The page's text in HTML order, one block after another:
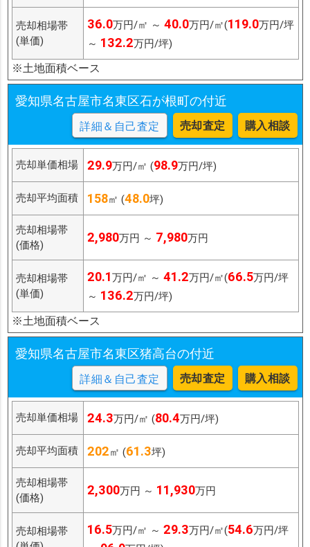
売却相場帯
(単価)
36.0万円/㎡ ～ 40.0万円/㎡(119.0万円/坪
～ 132.2万円/坪)
※土地面積ベース
愛知県名古屋市名東区石が根町の付近
詳細＆自己査定 売却査定 購入相談
売却単価相場 29.9万円/㎡ (98.9万円/坪)
売却平均面積 158㎡ (48.0坪)
売却相場帯
(価格)
2,980万円 ～ 7,980万円
売却相場帯
(単価)
20.1万円/㎡ ～ 41.2万円/㎡(66.5万円/坪
～ 136.2万円/坪)
※土地面積ベース
愛知県名古屋市名東区猪高台の付近
詳細＆自己査定 売却査定 購入相談
売却単価相場 24.3万円/㎡ (80.4万円/坪)
売却平均面積 202㎡ (61.3坪)
売却相場帯
(価格)
2,300万円 ～ 11,930万円
売却相場帯
16.5万円/㎡ ～ 29.3万円/㎡(54.6万円/坪